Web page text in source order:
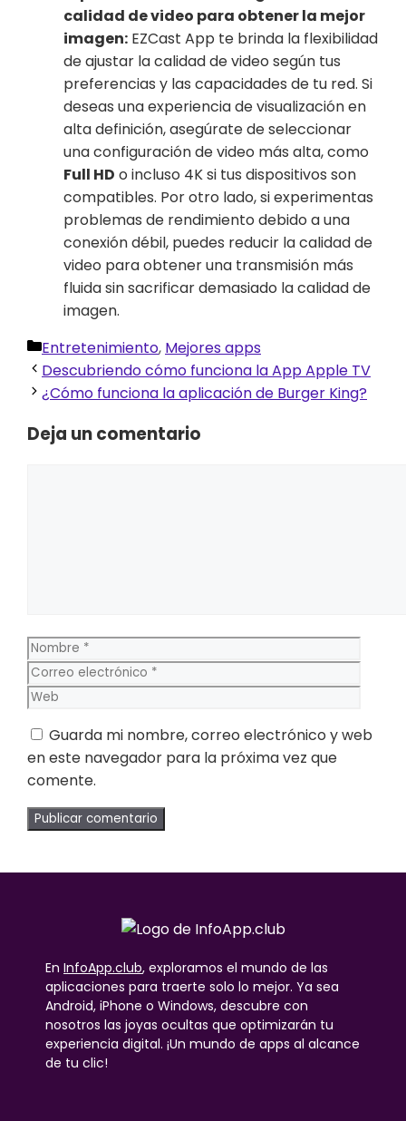
calidad de video para obtener la mejor
imagen: EZCast App te brinda la flexibilidad
de ajustar la calidad de video según tus
preferencias y las capacidades de tu red. Si
deseas una experiencia de visualización en
alta definición, asegúrate de seleccionar
una configuración de video más alta, como
Full HD o incluso 4K si tus dispositivos son
compatibles. Por otro lado, si experimentas
problemas de rendimiento debido a una
conexión débil, puedes reducir la calidad de
video para obtener una transmisión más
fluida sin sacrificar demasiado la calidad de
imagen.
Categorías
Entretenimiento, Mejores apps
Descubriendo cómo funciona la App Apple TV
¿Cómo funciona la aplicación de Burger King?
Deja un comentario
Nombre
Guarda mi nombre, correo electrónico y web
en este navegador para la próxima vez que
comente.
En InfoApp.club, exploramos el mundo de las
aplicaciones para traerte solo lo mejor. Ya sea
Android, iPhone o Windows, descubre con
nosotros las joyas ocultas que optimizarán tu
experiencia digital. ¡Un mundo de apps al alcance
de tu clic!